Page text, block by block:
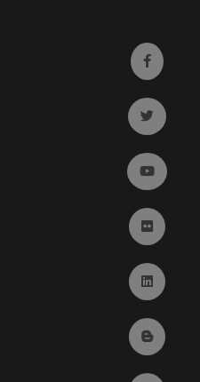
Ir a
Ir a
Ir a
Ir a
Ir a
Ir al